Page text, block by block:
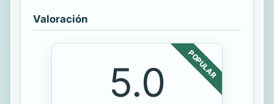
Valoración
POPULAR
5.0